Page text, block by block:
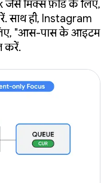
जैसे मिक्स फ़ीड के लिए,
साथ ही, Instagram
"आस-पास के आइटम
करें.